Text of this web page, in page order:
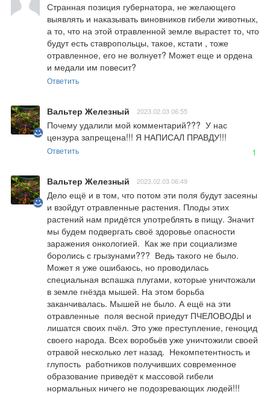
Странная позиция губернатора, не желающего
выявлять и наказывать виновников гибели животных,
а то, что на этой отравленной земле вырастет то, что
будут есть ставропольцы, такое, кстати , тоже
отравленное, его не волнует? Может еще и ордена
и медали им повесит?
Ответить
Вальтер Железный 2023.02.03 06:55
Почему удалили мой комментарий???  У нас
цензура запрещена!!! Я НАПИСАЛ ПРАВДУ!!!
Ответить 1
Вальтер Железный 2023.02.03 06:49
Дело ещё и в том, что потом эти поля будут засеяны
и взойдут отравленные растения. Плоды этих
растений нам придётся употреблять в пищу. Значит
мы будем подвергать своё здоровье опасности
заражения онкологией.  Как же при социализме
боролись с грызунами???  Ведь такого не было.
Может я уже ошибаюсь, но проводилась
специальная вспашка плугами, которые уничтожали
в земле гнёзда мышей. На этом борьба
заканчивалась. Мышей не было. А ещё на эти
отравленные  поля весной приедут ПЧЕЛОВОДЫ и
лишатся своих пчёл. Это уже преступление, геноцид
своего народа. Всех воробьёв уже уничтожили своей
отравой несколько лет назад.  Некомпетентность и
глупость  работников получивших современное
образование приведёт к массовой гибели
нормальных ничего не подозревающих людей!!!